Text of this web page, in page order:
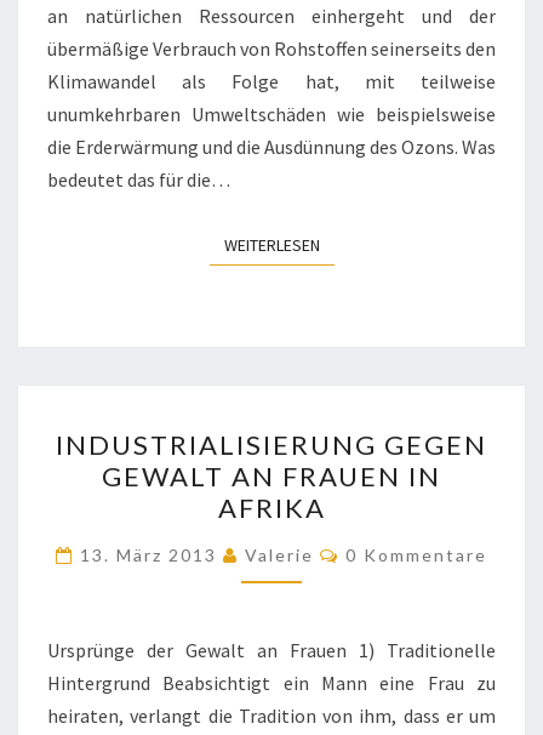
an natürlichen Ressourcen einhergeht und der
übermäßige Verbrauch von Rohstoffen seinerseits den
Klimawandel als Folge hat, mit teilweise
unumkehrbaren Umweltschäden wie beispielsweise
die Erderwärmung und die Ausdünnung des Ozons. Was
bedeutet das für die…
WEITERLESENWEITERLESEN
GEGEN
GEWALT
AN
FRAUEN
IN
INDUSTRIALISIERUNG GEGEN
GEWALT AN FRAUEN IN
AFRIKA
13. März 2013 Valerie Kommentare
0 Kommentare
Ursprünge der Gewalt an Frauen 1) Traditionelle
Hintergrund Beabsichtigt ein Mann eine Frau zu
heiraten, verlangt die Tradition von ihm, dass er um